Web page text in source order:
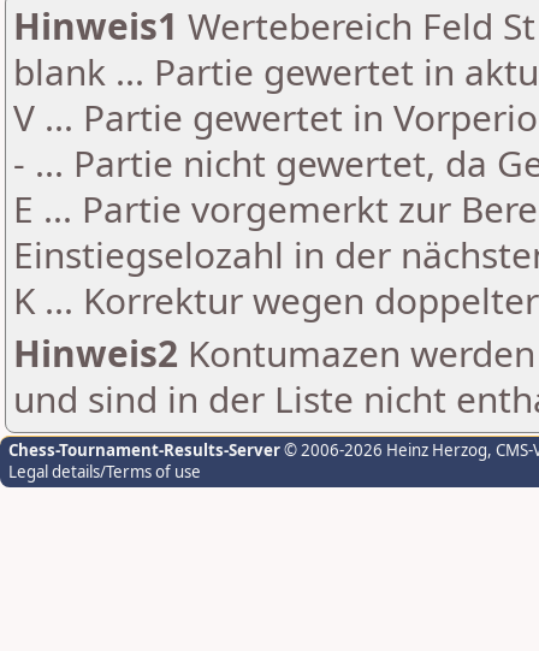
Hinweis1 Wertebereich Feld
blank ... Partie gewertet in
V ... Partie gewertet in
- ... Partie nicht gewertet, da
E ... Partie vorgemerkt zur
Einstiegselozahl in der
K ... Korrektur wegen
Hinweis2 Kontumazen
und sind in der Liste nicht
Chess-Tournament-Results-Server© 2006-2026 Heinz Herzog,
Legal details/Terms of use